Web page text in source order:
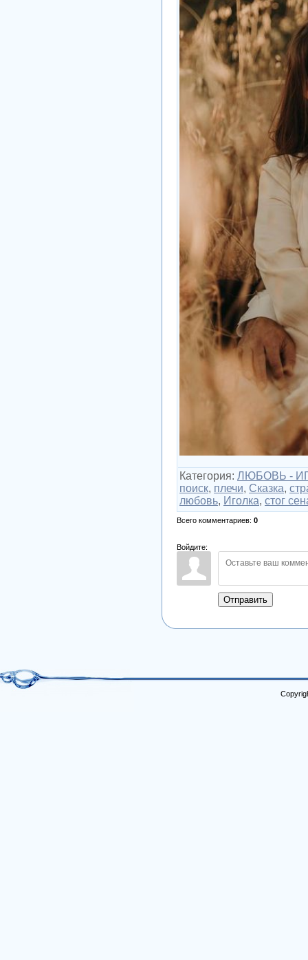
Категория: ЛЮБОВЬ -
поиск, плечи, Сказка,
любовь, Иголка, стог
Всего комментариев: 0
Войдите:
Отправить